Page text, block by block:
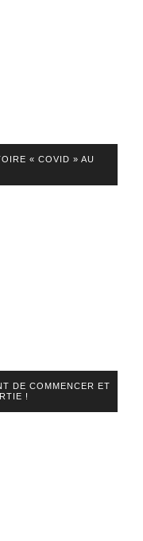
« COVID » AU
DE COMMENCER ET
!